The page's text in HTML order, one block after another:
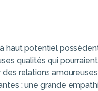
haut potentiel
qualités qui pourraient
des relations amoureuses
: une grande